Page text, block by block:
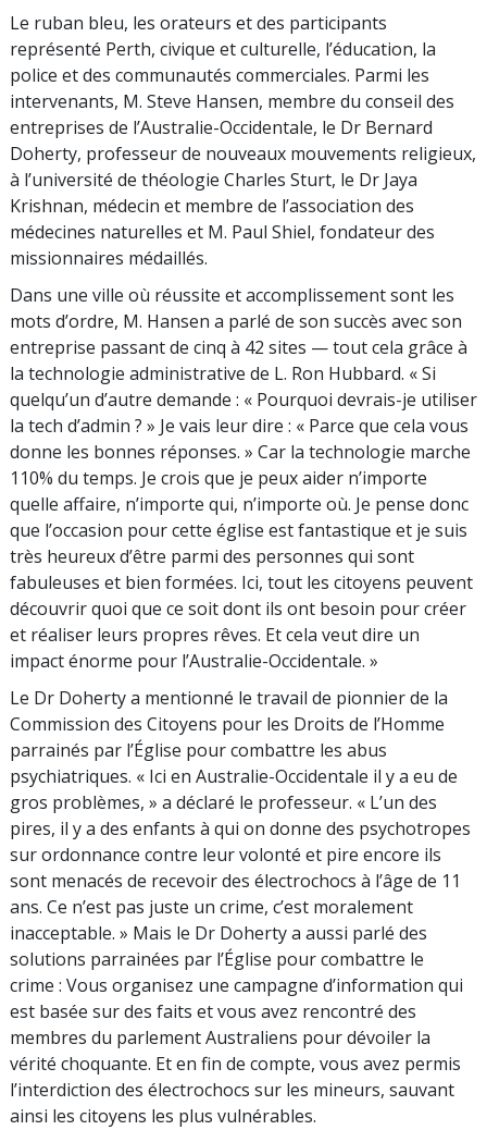
Le ruban bleu, les orateurs et des participants
représenté Perth, civique et culturelle, l’éducation, la
police et des communautés commerciales. Parmi les
intervenants, M. Steve Hansen, membre du conseil des
entreprises de l’Australie-Occidentale, le Dr Bernard
Doherty, professeur de nouveaux mouvements religieux,
à l’université de théologie Charles Sturt, le Dr Jaya
Krishnan, médecin et membre de l’association des
médecines naturelles et M. Paul Shiel, fondateur des
missionnaires médaillés.
Dans une ville où réussite et accomplissement sont les
mots d’ordre, M. Hansen a parlé de son succès avec son
entreprise passant de cinq à 42 sites — tout cela grâce à
la technologie administrative de L. Ron Hubbard. « Si
quelqu’un d’autre demande : « Pourquoi devrais-je utiliser
la tech d’admin ? » Je vais leur dire : « Parce que cela vous
donne les bonnes réponses. » Car la technologie marche
110% du temps. Je crois que je peux aider n’importe
quelle affaire, n’importe qui, n’importe où. Je pense donc
que l’occasion pour cette église est fantastique et je suis
très heureux d’être parmi des personnes qui sont
fabuleuses et bien formées. Ici, tout les citoyens peuvent
découvrir quoi que ce soit dont ils ont besoin pour créer
et réaliser leurs propres rêves. Et cela veut dire un
impact énorme pour l’Australie-Occidentale. »
Le Dr Doherty a mentionné le travail de pionnier de la
Commission des Citoyens pour les Droits de l’Homme
parrainés par l’Église pour combattre les abus
psychiatriques. « Ici en Australie-Occidentale il y a eu de
gros problèmes, » a déclaré le professeur. « L’un des
pires, il y a des enfants à qui on donne des psychotropes
sur ordonnance contre leur volonté et pire encore ils
sont menacés de recevoir des électrochocs à l’âge de 11
ans. Ce n’est pas juste un crime, c’est moralement
inacceptable. » Mais le Dr Doherty a aussi parlé des
solutions parrainées par l’Église pour combattre le
crime : Vous organisez une campagne d’information qui
est basée sur des faits et vous avez rencontré des
membres du parlement Australiens pour dévoiler la
vérité choquante. Et en fin de compte, vous avez permis
l’interdiction des électrochocs sur les mineurs, sauvant
ainsi les citoyens les plus vulnérables.